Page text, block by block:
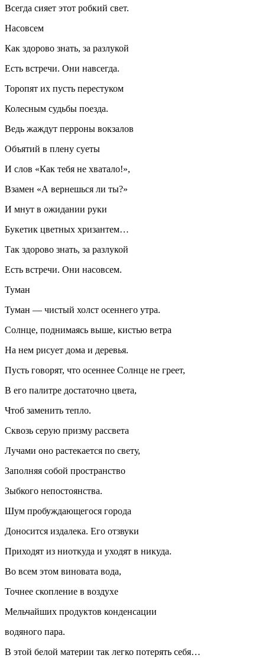
Всегда сияет этот робкий свет.
Насовсем
Как здорово знать, за разлукой
Есть встречи. Они навсегда.
Торопят их пусть перестуком
Колесным судьбы поезда.
Ведь жаждут перроны вокзалов
Объятий в плену суеты
И слов «Как тебя не хватало!»,
Взамен «А вернешься ли ты?»
И мнут в ожидании руки
Букетик цветных хризантем…
Так здорово знать, за разлукой
Есть встречи. Они насовсем.
Туман
Туман — чистый холст осеннего утра.
Солнце, поднимаясь выше, кистью ветра
На нем рисует дома и деревья.
Пусть говорят, что осеннее Солнце не греет,
В его палитре достаточно цвета,
Чтоб заменить тепло.
Сквозь серую призму рассвета
Лучами оно растекается по свету,
Заполняя собой пространство
Зыбкого непостоянства.
Шум пробуждающегося города
Доносится издалека. Его отзвуки
Приходят из ниоткуда и уходят в никуда.
Во всем этом виновата вода,
Точнее скопление в воздухе
Мельчайших продуктов конденсации
водяного пара.
В этой белой материи так легко потерять себя…